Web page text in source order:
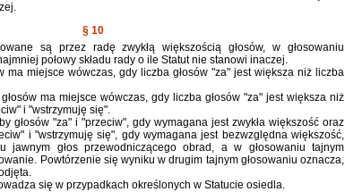
§ 10
są przez radę zwykłą większością głosów, w głosowaniu
połowy składu rady o ile Statut nie stanowi inaczej.
ma miejsce wówczas, gdy liczba głosów "za" jest większa niż liczba
ma miejsce wówczas, gdy liczba głosów "za" jest większa niż
i "wstrzymuję się".
głosów "za" i "przeciw", gdy wymagana jest zwykła większość oraz
i "wstrzymuję się", gdy wymagana jest bezwzględna większość,
jawnym głos przewodniczącego obrad, a w głosowaniu tajnym
Powtórzenie się wyniku w drugim tajnym głosowaniu oznacza,
się w przypadkach określonych w Statucie osiedla.